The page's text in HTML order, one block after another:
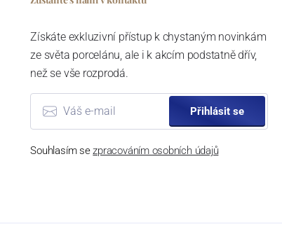
Získáte exkluzivní přístup k chystaným novinkám
ze světa porcelánu, ale i k akcím podstatně dřív,
než se vše rozprodá.
Přihlásit se
Souhlasím sezpracováním osobních údajů